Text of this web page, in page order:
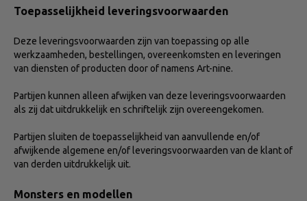
Toepasselijkheid leveringsvoorwaarden
Deze leveringsvoorwaarden zijn van toepassing op alle
werkzaamheden, bestellingen, overeenkomsten en leveringen
van diensten of producten door of namens Art-nine.
Partijen kunnen alleen afwijken van deze leveringsvoorwaarden
als zij dat uitdrukkelijk en schriftelijk zijn overeengekomen.
Partijen sluiten de toepasselijkheid van aanvullende en/of
afwijkende algemene en/of leveringsvoorwaarden van de klant of
van derden uitdrukkelijk uit.
Monsters en modellen